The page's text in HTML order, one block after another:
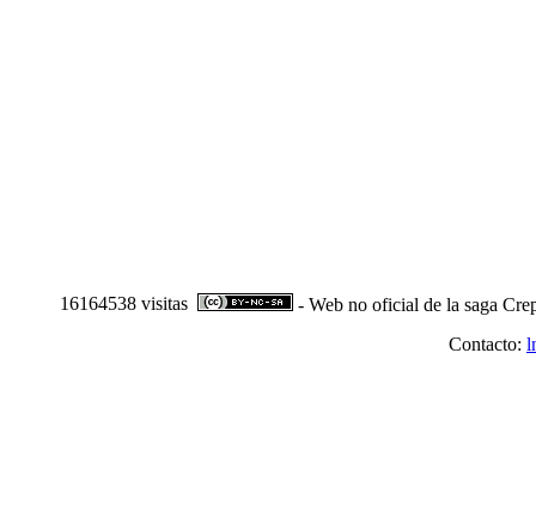
16164538 visitas
- Web no oficial de la saga
Contacto: